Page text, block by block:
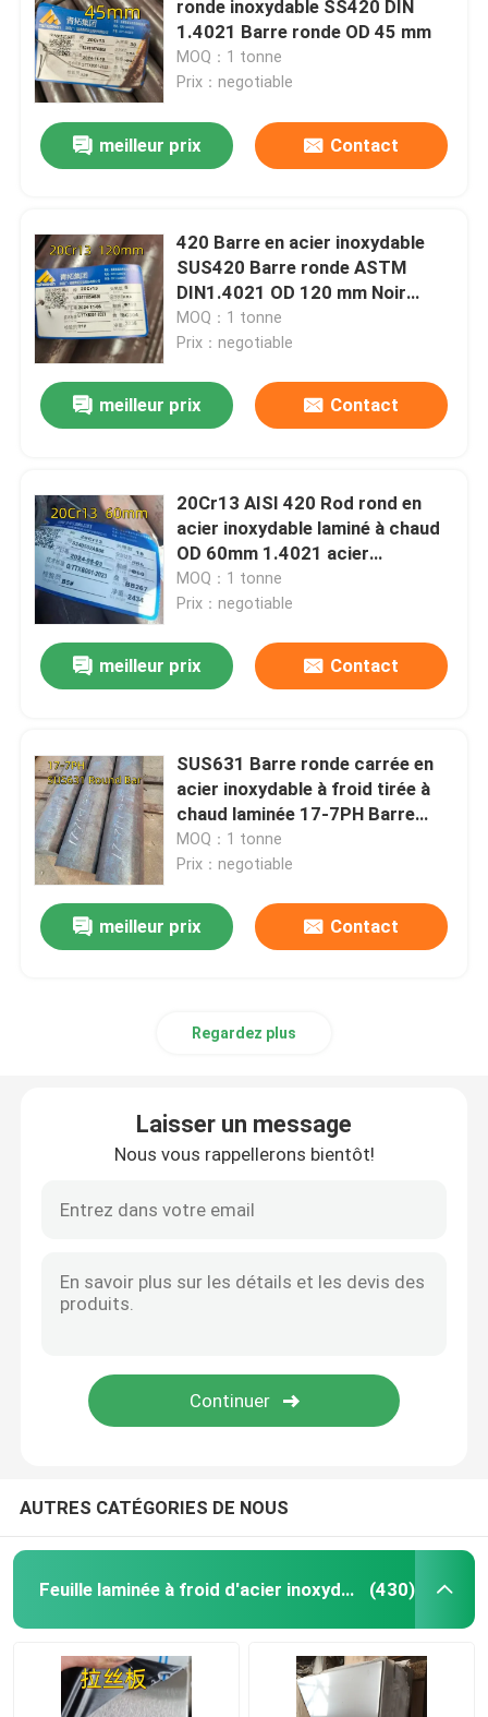
cornière d'acier inoxydable
Barre plate d'acier inoxydable
barres carrées en acier inoxydable
Barre hexagonale en acier inoxydable
acier inoxydable duplex
Alliage de nickel
Alliage de Monel
Alliage nitronique
Alliage d'Inconel
Alliage de titane
Matériau en cuivre
ronde inoxydable SS420 DIN
1.4021 Barre ronde OD 45 mm
MOQ：1 tonne
Prix：negotiable
meilleur prix Contact
420 Barre en acier inoxydable
SUS420 Barre ronde ASTM
DIN1.4021 OD 120 mm Noir
Longueur de surface 6 m
MOQ：1 tonne
Prix：negotiable
meilleur prix Contact
20Cr13 AISI 420 Rod rond en
acier inoxydable laminé à chaud
OD 60mm 1.4021 acier
inoxydable martensitique
MOQ：1 tonne
Prix：negotiable
meilleur prix Contact
SUS631 Barre ronde carrée en
acier inoxydable à froid tirée à
chaud laminée 17-7PH Barre
ronde OD 100 mm
MOQ：1 tonne
Prix：negotiable
meilleur prix Contact
Regardez plus
Laisser un message
Nous vous rappellerons bientôt!
AUTRES CATÉGORIES DE NOUS
Feuille laminée à froid d'acier inoxydable (430)